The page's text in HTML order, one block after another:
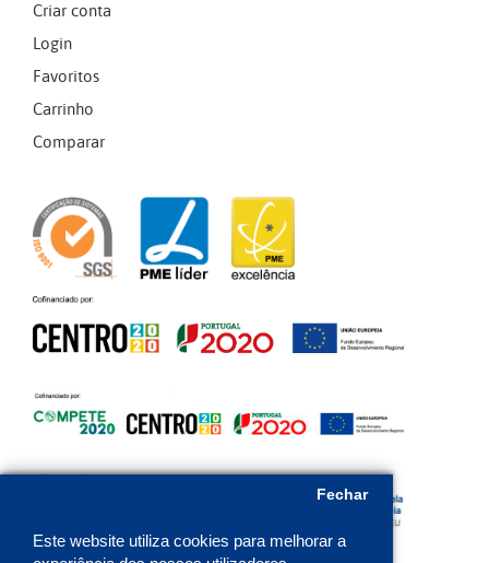
Este website utiliza cookies para melhorar a
Fechar
Criar conta
Login
Favoritos
Carrinho
Comparar